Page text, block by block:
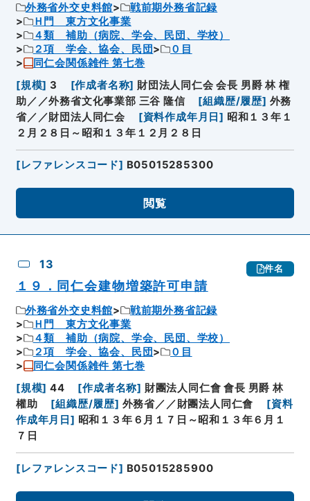
外務省外交史料館
戦前期外務省記録
Ｈ門 東方文化事業
４類 補助（病院、学会、民団、学校）
２項 学会、協会、民団
０目
同仁会関係雑件 第七巻
[規模] 3 [作成者名称] 財団法人同仁会 会長 男爵 林 権
助／／外務省文化事業部 三谷 隆信
[組織歴/履歴] 外務
省／／財団法人同仁会
[資料作成年月日] 昭和１３年１
２月２８日～昭和１３年１２月２８日
[レファレンスコード] B05015285300
閲覧
13 件名
１９．同仁会建物増築許可申請
外務省外交史料館
戦前期外務省記録
Ｈ門 東方文化事業
４類 補助（病院、学会、民団、学校）
２項 学会、協会、民団
０目
同仁会関係雑件 第七巻
[規模] 44 [作成者名称] 財團法人同仁會 會長 男爵 林
權助
[組織歴/履歴] 外務省／／財團法人同仁會 [資料
作成年月日 ] 昭和１３年６月１７日～昭和１３年６月１
７日
[レファレンスコード] B05015285900